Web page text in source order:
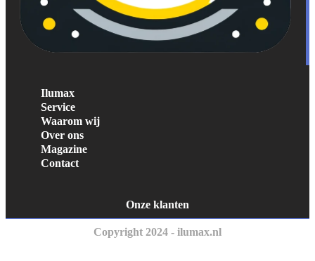
Ilumax
Service
Waarom wij
Over ons
Magazine
Contact
Onze klanten
Copyright 2024 - ilumax.nl